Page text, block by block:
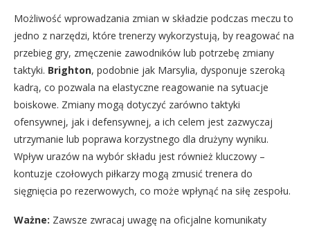
Możliwość wprowadzania zmian w składzie podczas meczu to
jedno z narzędzi, które trenerzy wykorzystują, by reagować na
przebieg gry, zmęczenie zawodników lub potrzebę zmiany
taktyki. Brighton, podobnie jak Marsylia, dysponuje szeroką
kadrą, co pozwala na elastyczne reagowanie na sytuacje
boiskowe. Zmiany mogą dotyczyć zarówno taktyki
ofensywnej, jak i defensywnej, a ich celem jest zazwyczaj
utrzymanie lub poprawa korzystnego dla drużyny wyniku.
Wpływ urazów na wybór składu jest również kluczowy –
kontuzje czołowych piłkarzy mogą zmusić trenera do
sięgnięcia po rezerwowych, co może wpłynąć na siłę zespołu.
Ważne: Zawsze zwracaj uwagę na oficjalne komunikaty